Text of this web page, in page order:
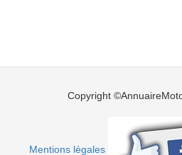
Copyright
Mentions légales